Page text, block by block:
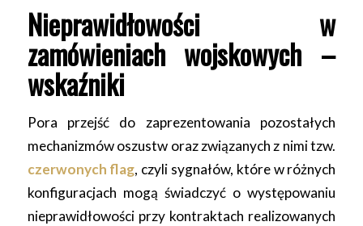
Nieprawidłowości w
zamówieniach wojskowych –
wskaźniki
Pora przejść do zaprezentowania pozostałych
mechanizmów oszustw oraz związanych z nimi tzw.
czerwonych flag, czyli sygnałów, które w różnych
konfiguracjach mogą świadczyć o występowaniu
nieprawidłowości przy kontraktach realizowanych